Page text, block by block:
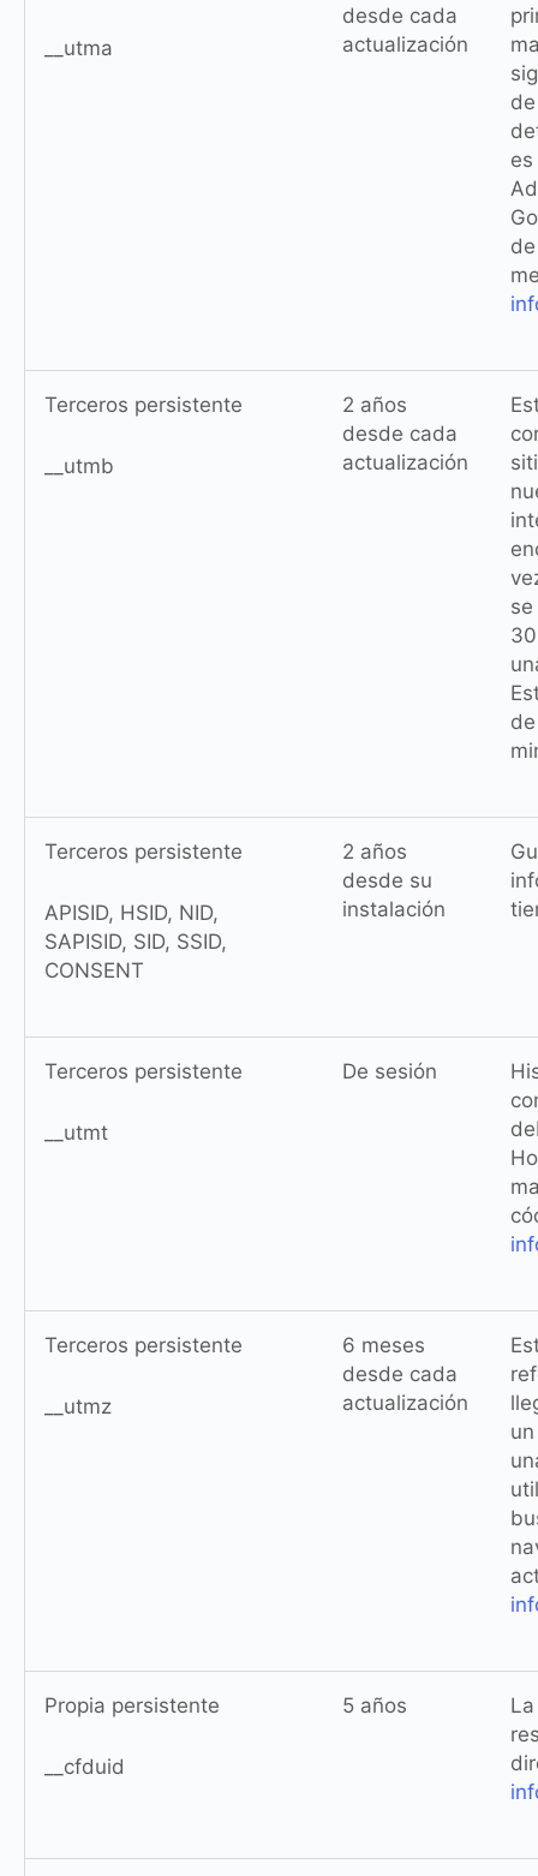
__utma
desde cada
actualización
Terceros persistente
__utmb
2 años
desde cada
actualización
Terceros persistente
APISID, HSID, NID,
SAPISID, SID, SSID,
CONSENT
2 años
desde su
instalación
Terceros persistente
__utmt
De sesión
Terceros persistente
__utmz
6 meses
desde cada
actualización
Propia persistente
__cfduid
5 años